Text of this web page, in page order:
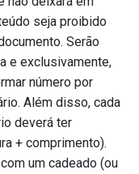
seja proibido
Serão
e exclusivamente,
número por
Além disso, cada
deverá ter
+ comprimento).
um cadeado (ou